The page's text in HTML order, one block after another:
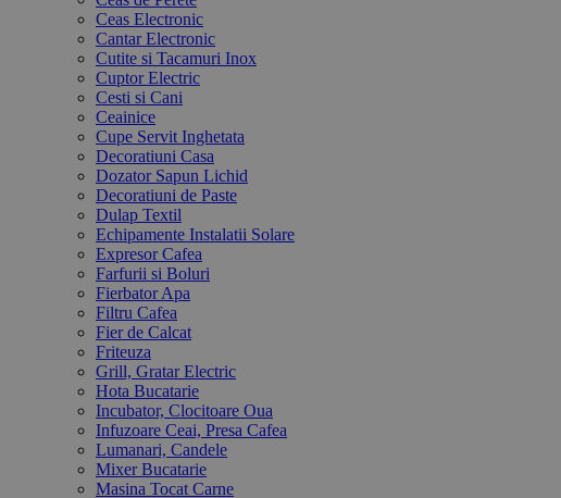
Ceas Electronic
Cantar Electronic
Cutite si Tacamuri Inox
Cuptor Electric
Cesti si Cani
Ceainice
Cupe Servit Inghetata
Decoratiuni Casa
Dozator Sapun Lichid
Decoratiuni de Paste
Dulap Textil
Echipamente Instalatii Solare
Expresor Cafea
Farfurii si Boluri
Fierbator Apa
Filtru Cafea
Fier de Calcat
Friteuza
Grill, Gratar Electric
Hota Bucatarie
Incubator, Clocitoare Oua
Infuzoare Ceai, Presa Cafea
Lumanari, Candele
Mixer Bucatarie
Masina Tocat Carne